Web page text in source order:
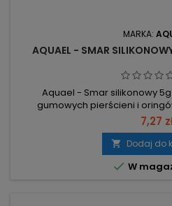
MARKA:
AQUAEL - SMAR
Aquael - Smar silikonowy
gumowych pierścieni i
odpowiednie nawilżenie
gumowych pierścieni i
nawilżenie uszczelek. Rodzaj:
do nawilżenia uszczelek.
7,27
 Dodaj do
 W